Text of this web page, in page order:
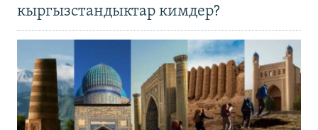
кыргызстандыктар кимдер?